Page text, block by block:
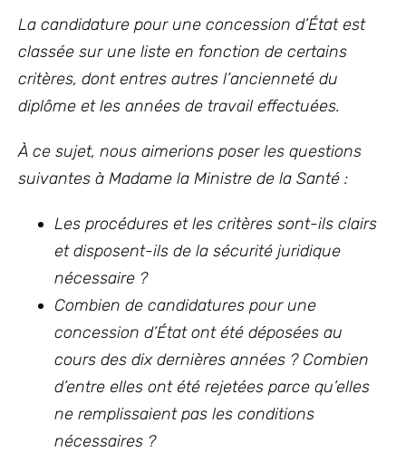
La candidature pour une concession d’État est
classée sur une liste en fonction de certains
critères, dont entres autres l’ancienneté du
diplôme et les années de travail effectuées.
À ce sujet, nous aimerions poser les questions
suivantes à Madame la Ministre de la Santé :
Les procédures et les critères sont-ils clairs
et disposent-ils de la sécurité juridique
nécessaire ?
Combien de candidatures pour une
concession d’État ont été déposées au
cours des dix dernières années ? Combien
d’entre elles ont été rejetées parce qu’elles
ne remplissaient pas les conditions
nécessaires ?